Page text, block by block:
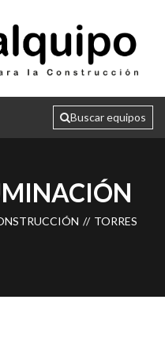
TORRES